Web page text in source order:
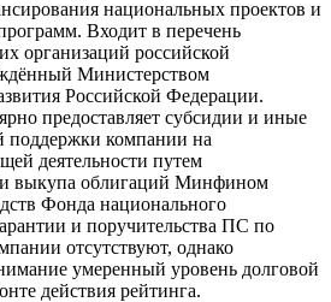
национальных проектов и
Входит в перечень
организаций российской
Министерством
Российской Федерации.
предоставляет субсидии и иные
компании на
деятельности путем
и выкупа облигаций Минфином
Фонда национального
и поручительства ПС по
отсутствуют, однако
умеренный уровень долговой
действия рейтинга.